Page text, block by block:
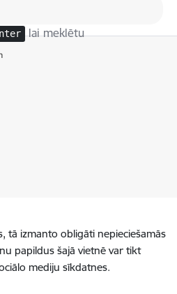
lai meklētu
tā izmanto obligāti nepieciešamās
papildus šajā vietnē var tikt
mediju sīkdatnes.